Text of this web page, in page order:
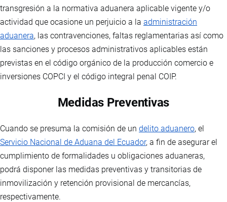
transgresión a la normativa aduanera aplicable vigente y/o
actividad que ocasione un perjuicio a la administración
aduanera, las contravenciones, faltas reglamentarias así como
las sanciones y procesos administrativos aplicables están
previstas en el código orgánico de la producción comercio e
inversiones COPCI y el código integral penal COIP.
Medidas Preventivas
Cuando se presuma la comisión de un delito aduanero, el
Servicio Nacional de Aduana del Ecuador, a fin de asegurar el
cumplimiento de formalidades u obligaciones aduaneras,
podrá disponer las medidas preventivas y transitorias de
inmovilización y retención provisional de mercancías,
respectivamente.